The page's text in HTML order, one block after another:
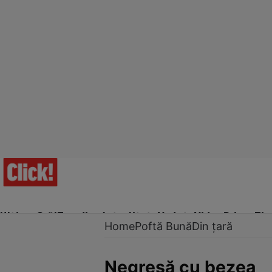
Ultima Oră!Trending Actualitate Vedete Video Prime Time
HomePoftă BunăDin țară
Negresă cu bezea